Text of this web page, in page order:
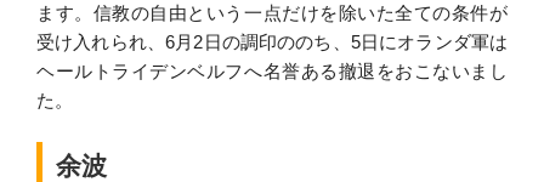
ます。信教の自由という一点だけを除いた全ての条件が
受け入れられ、6月2日の調印ののち、5日にオランダ軍は
ヘールトライデンベルフへ名誉ある撤退をおこないまし
た。
余波